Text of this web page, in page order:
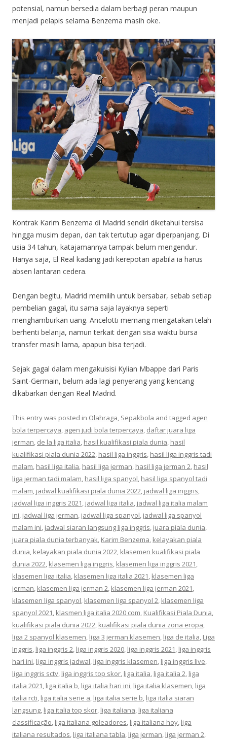
potensial, namun bersedia dalam berbagi peran maupun
menjadi pelapis selama Benzema masih oke.
Kontrak Karim Benzema di Madrid sendiri diketahui tersisa
hingga musim depan, dan tak tertutup agar diperpanjang. Di
usia 34 tahun, katajamannya tampak belum mengendur.
Hanya saja, El Real kadang jadi kerepotan apabila ia harus
absen lantaran cedera.
Dengan begitu, Madrid memilih untuk bersabar, sebab setiap
pembelian gagal, itu sama saja layaknya seperti
menghamburkan uang. Ancelotti memang mengatakan telah
berhenti belanja, namun terkait dengan sisa waktu bursa
transfer masih lama, apapun bisa terjadi.
Sejak gagal dalam mengakuisisi Kylian Mbappe dari Paris
Saint-Germain, belum ada lagi penyerang yang kencang
dikabarkan dengan Real Madrid.
This entry was posted in Olahraga, Sepakbola and tagged agen
bola terpercaya, agen judi bola terpercaya, daftar juara liga
jerman, de la liga italia, hasil kualifikasi piala dunia, hasil
kualifikasi piala dunia 2022, hasil liga inggris, hasil liga inggris tadi
malam, hasil liga italia, hasil liga jerman, hasil liga jerman 2, hasil
liga jerman tadi malam, hasil liga spanyol, hasil liga spanyol tadi
malam, jadwal kualifikasi piala dunia 2022, jadwal liga inggris,
jadwal liga inggris 2021, jadwal liga italia, jadwal liga italia malam
ini, jadwal liga jerman, jadwal liga spanyol, jadwal liga spanyol
malam ini, jadwal siaran langsung liga inggris, juara piala dunia,
juara piala dunia terbanyak, Karim Benzema, kelayakan piala
dunia, kelayakan piala dunia 2022, klasemen kualifikasi piala
dunia 2022, klasemen liga inggris, klasemen liga inggris 2021,
klasemen liga italia, klasemen liga italia 2021, klasemen liga
jerman, klasemen liga jerman 2, klasemen liga jerman 2021,
klasemen liga spanyol, klasemen liga spanyol 2, klasemen liga
spanyol 2021, klasmen liga italia 2020 com, Kualifikasi Piala Dunia,
kualifikasi piala dunia 2022, kualifikasi piala dunia zona eropa,
liga 2 spanyol klasemen, liga 3 jerman klasemen, liga de italia, Liga
Inggris, liga inggris 2, liga inggris 2020, liga inggris 2021, liga inggris
hari ini, liga inggris jadwal, liga inggris klasemen, liga inggris live,
liga inggris sctv, liga inggris top skor, liga italia, liga italia 2, liga
italia 2021, liga italia b, liga italia hari ini, liga italia klasemen, liga
italia rcti, liga italia serie a, liga italia serie b, liga italia siaran
langsung, liga italia top skor, liga italiana, liga italiana
classificação, liga italiana goleadores, liga italiana hoy, liga
italiana resultados, liga italiana tabla, liga jerman, liga jerman 2,